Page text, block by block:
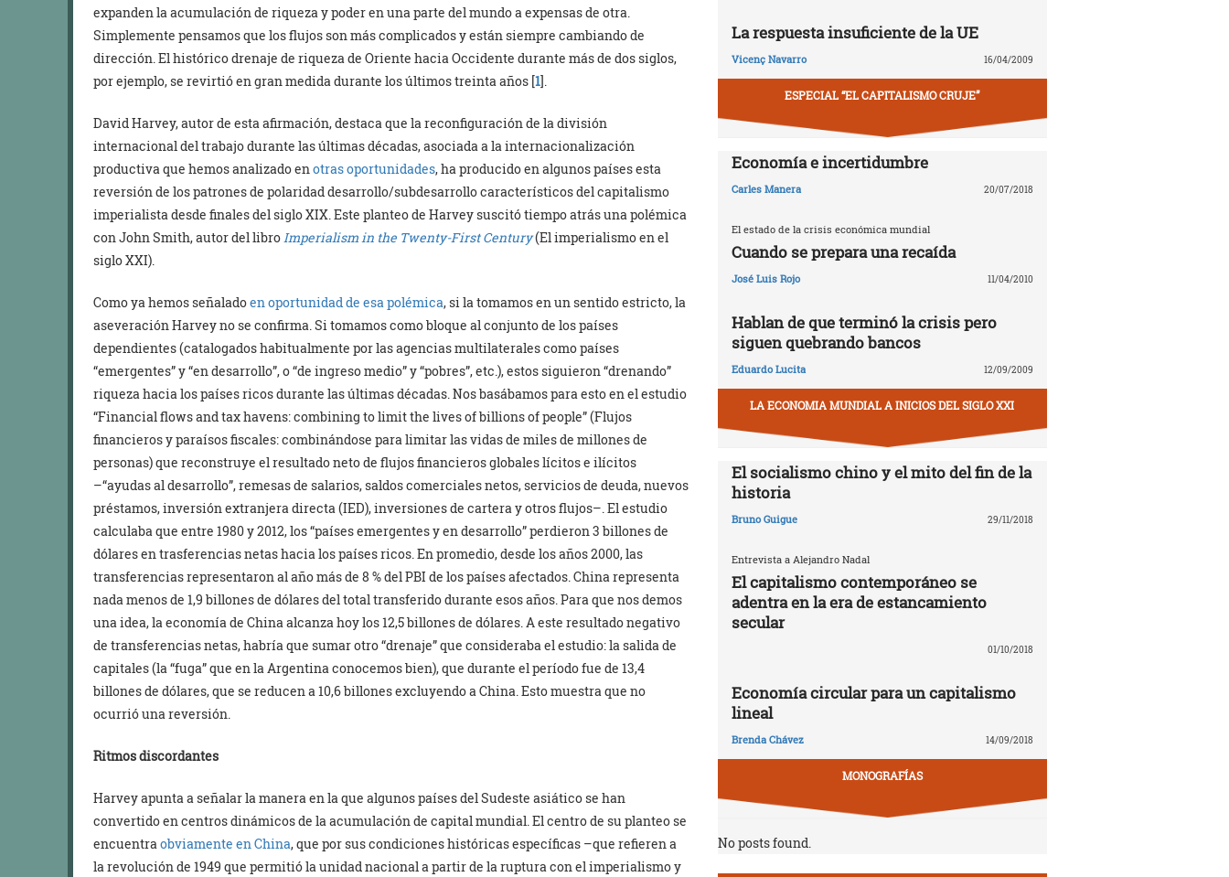
expanden la acumulación de riqueza y poder en una parte del mundo a expensas de otra.
Simplemente pensamos que los flujos son más complicados y están siempre cambiando de
dirección. El histórico drenaje de riqueza de Oriente hacia Occidente durante más de dos siglos,
por ejemplo, se revirtió en gran medida durante los últimos treinta años [1].
David Harvey, autor de esta afirmación, destaca que la reconfiguración de la división
internacional del trabajo durante las últimas décadas, asociada a la internacionalización
productiva que hemos analizado enotras oportunidades, ha producido en algunos países esta
reversión de los patrones de polaridad desarrollo/subdesarrollo característicos del capitalismo
imperialista desde finales del siglo XIX. Este planteo de Harvey suscitó tiempo atrás una polémica
con John Smith, autor del libroImperialism in the Twenty-First Century(El imperialismo en el
siglo XXI).
Como ya hemos señaladoen oportunidad de esa polémica, si la tomamos en un sentido estricto, la
aseveración Harvey no se confirma. Si tomamos como bloque al conjunto de los países
dependientes (catalogados habitualmente por las agencias multilaterales como países
“emergentes” y “en desarrollo”, o “de ingreso medio” y “pobres”, etc.), estos siguieron “drenando”
riqueza hacia los países ricos durante las últimas décadas. Nos basábamos para esto en el estudio
“Financial flows and tax havens: combining to limit the lives of billions of people” (Flujos
financieros y paraísos fiscales: combinándose para limitar las vidas de miles de millones de
personas) que reconstruye el resultado neto de flujos financieros globales lícitos e ilícitos
–“ayudas al desarrollo”, remesas de salarios, saldos comerciales netos, servicios de deuda, nuevos
préstamos, inversión extranjera directa (IED), inversiones de cartera y otros flujos–. El estudio
calculaba que entre 1980 y 2012, los “países emergentes y en desarrollo” perdieron 3 billones de
dólares en trasferencias netas hacia los países ricos. En promedio, desde los años 2000, las
transferencias representaron al año más de 8 % del PBI de los países afectados. China representa
nada menos de 1,9 billones de dólares del total transferido durante esos años. Para que nos demos
una idea, la economía de China alcanza hoy los 12,5 billones de dólares. A este resultado negativo
de transferencias netas, habría que sumar otro “drenaje” que consideraba el estudio: la salida de
capitales (la “fuga” que en la Argentina conocemos bien), que durante el período fue de 13,4
billones de dólares, que se reducen a 10,6 billones excluyendo a China. Esto muestra que no
ocurrió una reversión.
Ritmos discordantes
Harvey apunta a señalar la manera en la que algunos países del Sudeste asiático se han
convertido en centros dinámicos de la acumulación de capital mundial. El centro de su planteo se
encuentraobviamente en China, que por sus condiciones históricas específicas –que refieren a
la revolución de 1949 que permitió la unidad nacional a partir de la ruptura con el imperialismo y
La respuesta insuficiente de la UE
Vicenç Navarro 16/04/2009
ESPECIAL “EL CAPITALISMO CRUJE”
Economía e incertidumbre
Carles Manera 20/07/2018
El estado de la crisis económica mundial
Cuando se prepara una recaída
José Luis Rojo 11/04/2010
Hablan de que terminó la crisis pero
siguen quebrando bancos
Eduardo Lucita 12/09/2009
LA ECONOMIA MUNDIAL A INICIOS DEL SIGLO XXI
El socialismo chino y el mito del fin de la
historia
Bruno Guigue 29/11/2018
Entrevista a Alejandro Nadal
El capitalismo contemporáneo se
adentra en la era de estancamiento
secular
01/10/2018
Economía circular para un capitalismo
lineal
Brenda Chávez 14/09/2018
MONOGRAFÍAS
No posts found.